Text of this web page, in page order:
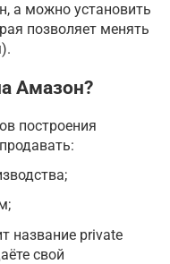
а можно установить
позволяет менять
Амазон?
построения
название private
свой